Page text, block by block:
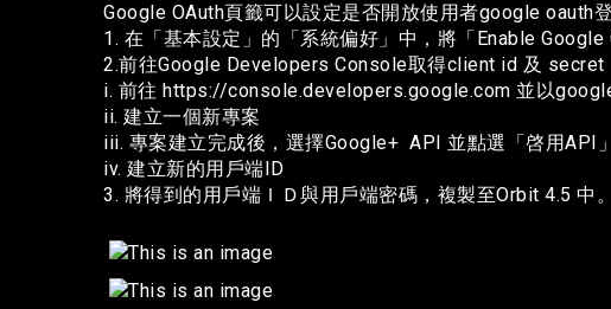
Google OAuth頁籤可以設定是否開放使用者google oauth登
1. 在「基本設定」的「系統偏好」中，將「Enable Google
2.前往Google Developers Console取得client id 及 secret
i. 前往 https://console.developers.google.com 並以
ii. 建立一個新專案
iii. 專案建立完成後，選擇Google+ API 並點選「啓用API」
iv. 建立新的用戶端ID
3. 將得到的用戶端ＩＤ與用戶端密碼，複製至Orbit 4.5 中